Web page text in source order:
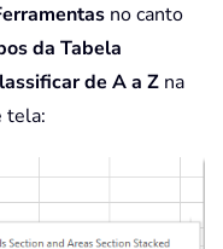
no canto
da Tabela
de A a Z na
tela: